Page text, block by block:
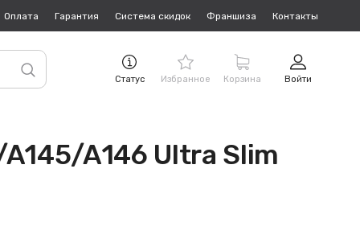
Оплата Гарантия Система скидок Франшиза Контакты
Статус Избранное Корзина Войти
A146 Ultra Slim